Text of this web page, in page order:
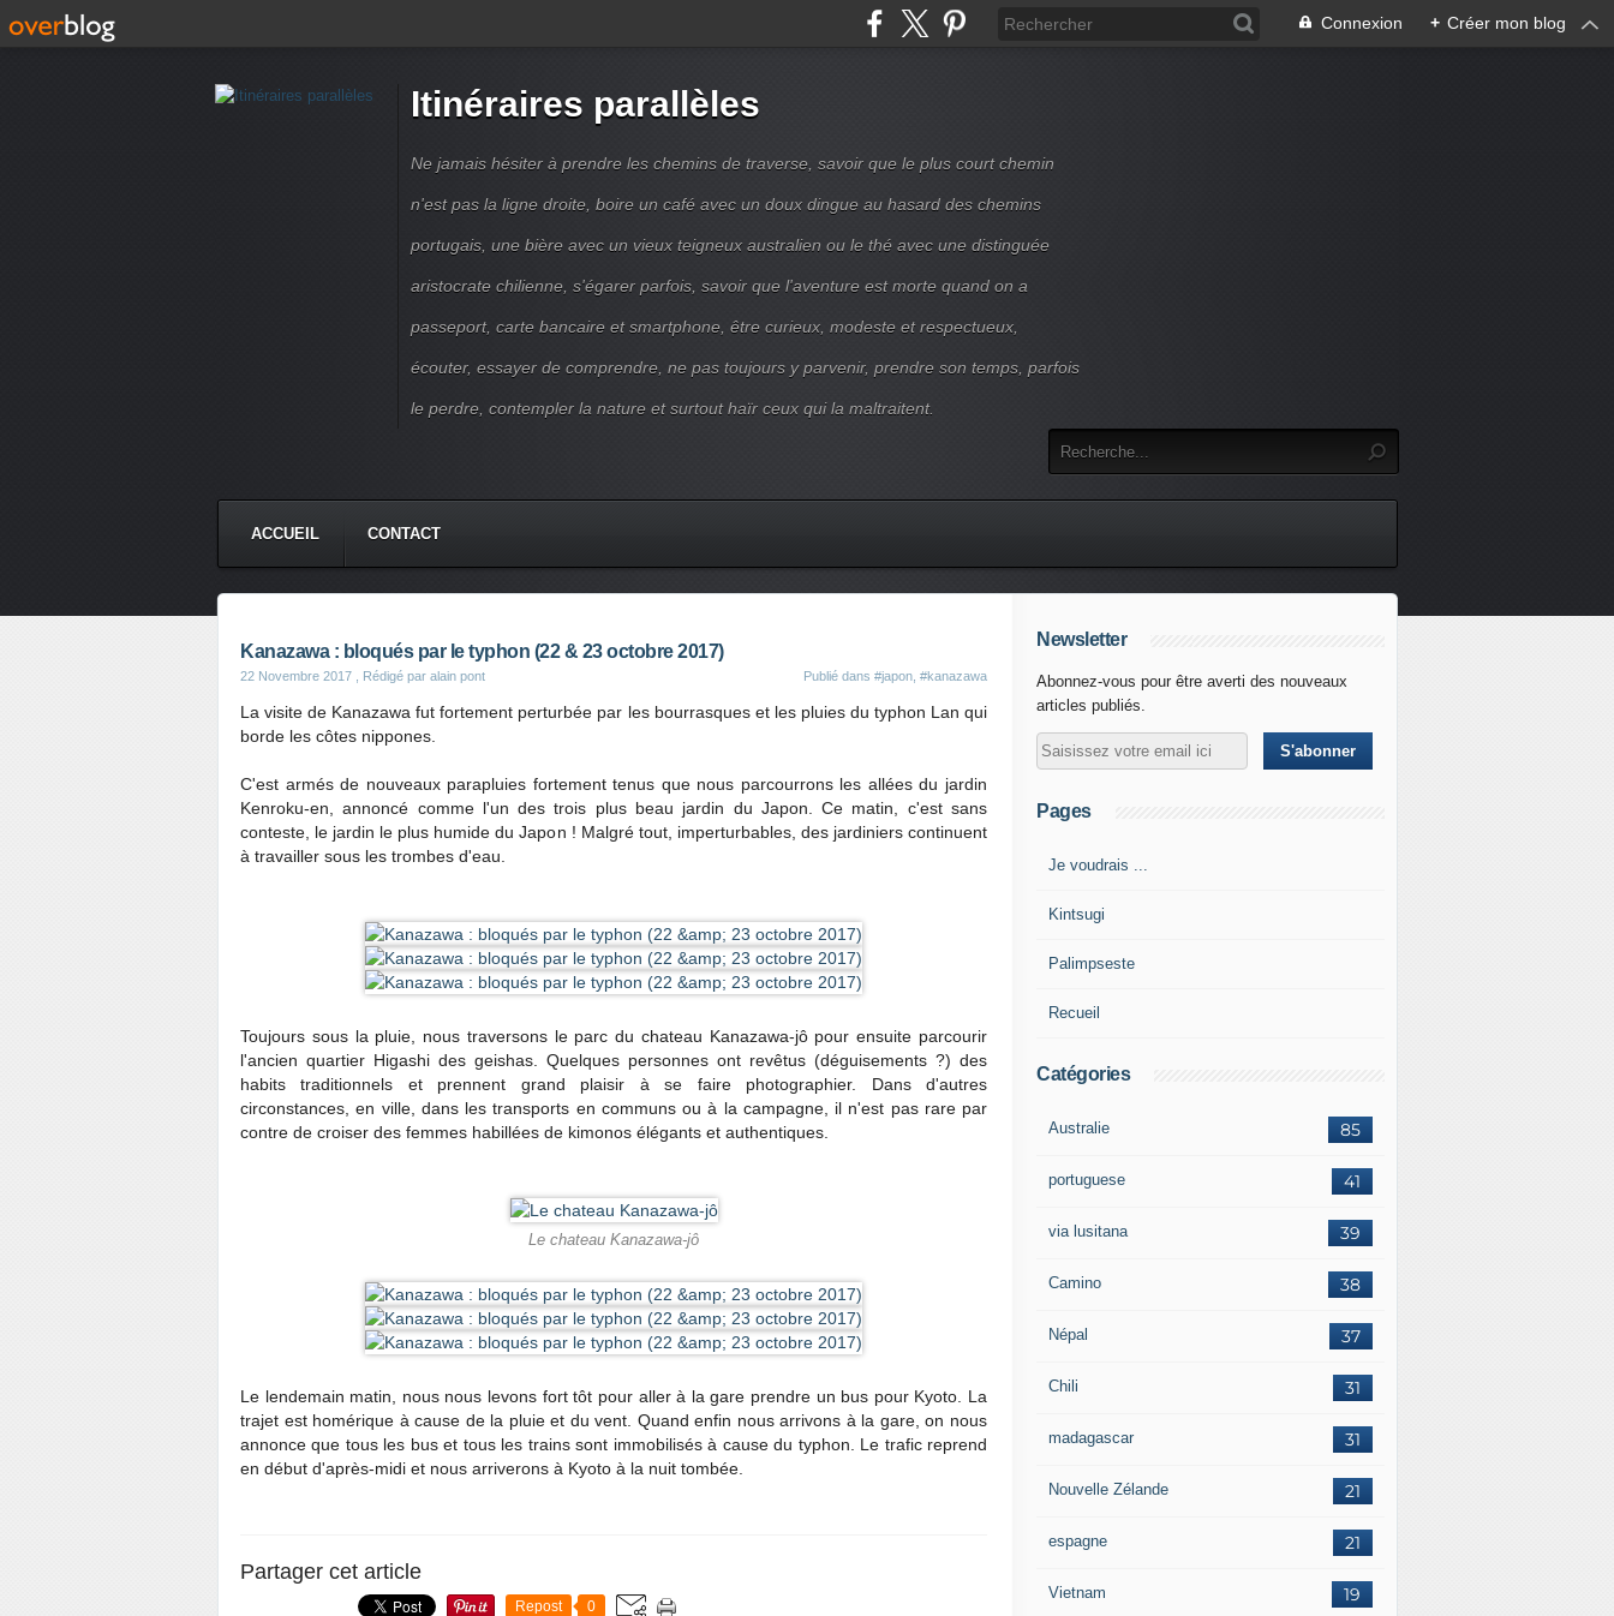
Connexion + Créer mon blog
Itinéraires parallèles
Ne jamais hésiter à prendre les chemins de traverse, savoir que le plus court chemin
n'est pas la ligne droite, boire un café avec un doux dingue au hasard des chemins
portugais, une bière avec un vieux teigneux australien ou le thé avec une distinguée
aristocrate chilienne, s'égarer parfois, savoir que l'aventure est morte quand on a
passeport, carte bancaire et smartphone, être curieux, modeste et respectueux,
écouter, essayer de comprendre, ne pas toujours y parvenir, prendre son temps, parfois
le perdre, contempler la nature et surtout haïr ceux qui la maltraitent.
ACCUEIL CONTACT
Kanazawa : bloqués par le typhon (22 & 23 octobre 2017)
22 Novembre 2017 , Rédigé par alain pont Publié dans #japon #kanazawa
La visite de Kanazawa fut fortement perturbée par les bourrasques et les pluies du typhon Lan qui
borde les côtes nippones.
C'est armés de nouveaux parapluies fortement tenus que nous parcourrons les allées du jardin
Kenroku-en, annoncé comme l'un des trois plus beau jardin du Japon. Ce matin, c'est sans
conteste, le jardin le plus humide du Japon ! Malgré tout, imperturbables, des jardiniers continuent
à travailler sous les trombes d'eau.
Toujours sous la pluie, nous traversons le parc du chateau Kanazawa-jô pour ensuite parcourir
l'ancien quartier Higashi des geishas. Quelques personnes ont revêtus (déguisements ?) des
habits traditionnels et prennent grand plaisir à se faire photographier. Dans d'autres
circonstances, en ville, dans les transports en communs ou à la campagne, il n'est pas rare par
contre de croiser des femmes habillées de kimonos élégants et authentiques.
Le chateau Kanazawa-jô
Le lendemain matin, nous nous levons fort tôt pour aller à la gare prendre un bus pour Kyoto. La
trajet est homérique à cause de la pluie et du vent. Quand enfin nous arrivons à la gare, on nous
annonce que tous les bus et tous les trains sont immobilisés à cause du typhon. Le trafic reprend
en début d'après-midi et nous arriverons à Kyoto à la nuit tombée.
Partager cet article
Repost 0
Newsletter
Abonnez-vous pour être averti des nouveaux
articles publiés.
Pages
Je voudrais ...
Kintsugi
Palimpseste
Recueil
Catégories
85
Australie
41
portuguese
39
via lusitana
38
Camino
37
Népal
31
Chili
31
madagascar
21
Nouvelle Zélande
21
espagne
19
Vietnam